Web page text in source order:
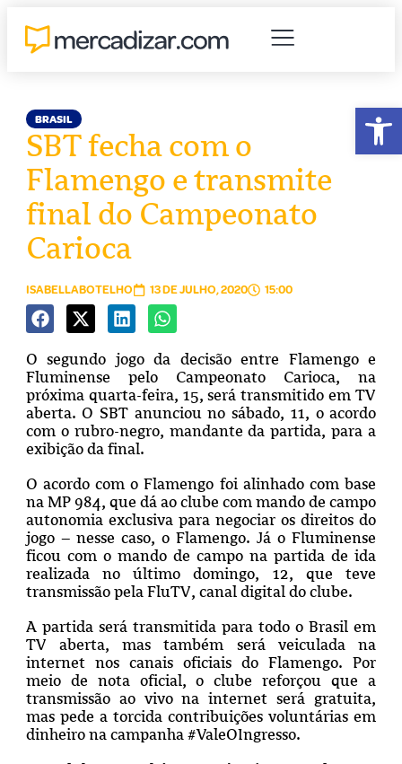
BRASIL
SBT fecha com o
Flamengo e transmite
final do Campeonato
Carioca
ISABELLABOTELHO 13 DE JULHO, 2020 15:00
O segundo jogo da decisão entre Flamengo e
Fluminense pelo Campeonato Carioca, na
próxima quarta-feira, 15, será transmitido em TV
aberta. O SBT anunciou no sábado, 11, o acordo
com o rubro-negro, mandante da partida, para a
exibição da final.
O acordo com o Flamengo foi alinhado com base
na MP 984, que dá ao clube com mando de campo
autonomia exclusiva para negociar os direitos do
jogo – nesse caso, o Flamengo. Já o Fluminense
ficou com o mando de campo na partida de ida
realizada no último domingo, 12, que teve
transmissão pela FluTV, canal digital do clube.
A partida será transmitida para todo o Brasil em
TV aberta, mas também será veiculada na
internet nos canais oficiais do Flamengo. Por
meio de nota oficial, o clube reforçou que a
transmissão ao vivo na internet será gratuita,
mas pede a torcida contribuições voluntárias em
dinheiro na campanha #ValeOIngresso.